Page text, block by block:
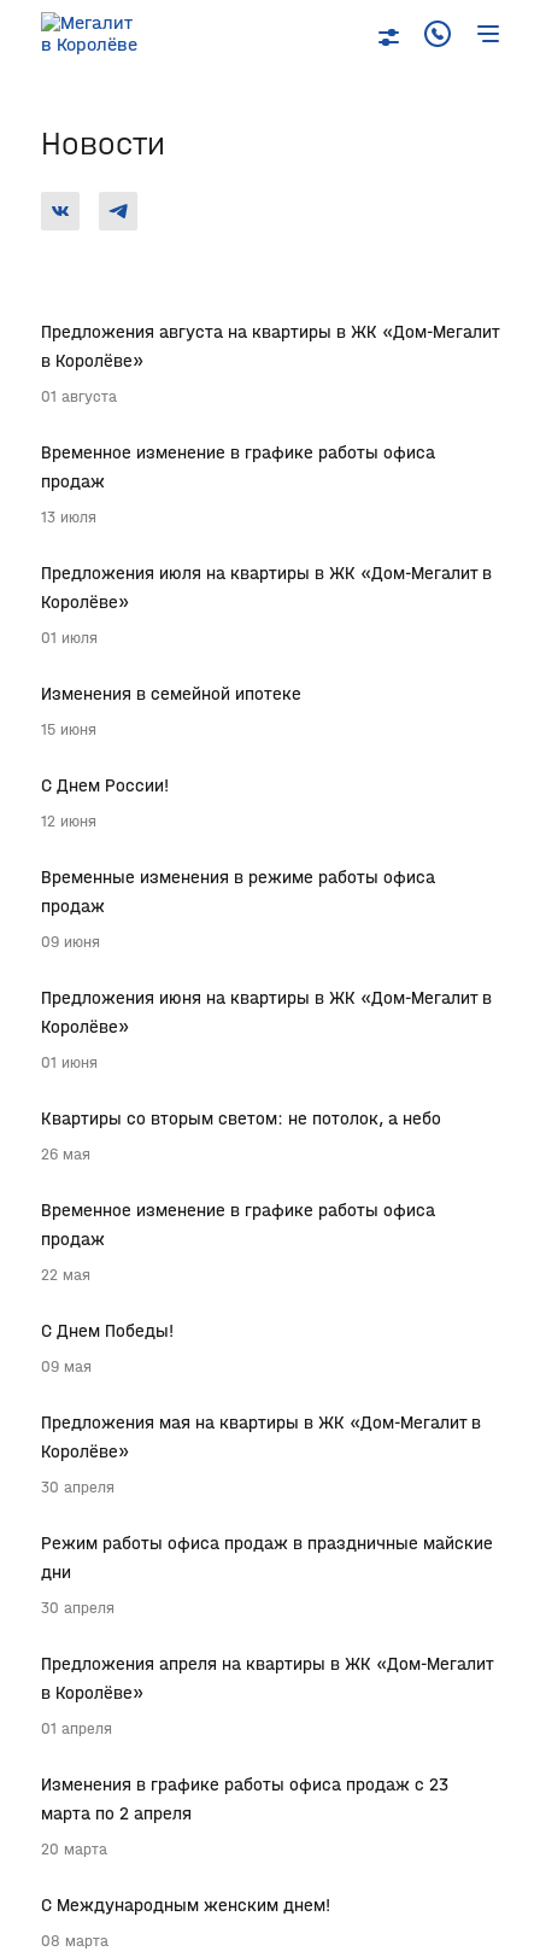
Новости
Предложения августа на квартиры в ЖК «Дом-Мегалит
в Королёве»
01 августа
Временное изменение в графике работы офиса
продаж
13 июля
Предложения июля на квартиры в ЖК «Дом-Мегалит в
Королёве»
01 июля
Изменения в семейной ипотеке
15 июня
С Днем России!
12 июня
Временные изменения в режиме работы офиса
продаж
09 июня
Предложения июня на квартиры в ЖК «Дом-Мегалит в
Королёве»
01 июня
Квартиры со вторым светом: не потолок, а небо
26 мая
Временное изменение в графике работы офиса
продаж
22 мая
С Днем Победы!
09 мая
Предложения мая на квартиры в ЖК «Дом-Мегалит в
Королёве»
30 апреля
Режим работы офиса продаж в праздничные майские
дни
30 апреля
Предложения апреля на квартиры в ЖК «Дом-Мегалит
в Королёве»
01 апреля
Изменения в графике работы офиса продаж с 23
марта по 2 апреля
20 марта
С Международным женским днем!
08 марта